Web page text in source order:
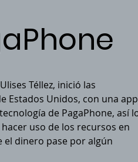
Estados Unidos, con una app
de PagaPhone, así
uso de los recursos en
el dinero pase por algún